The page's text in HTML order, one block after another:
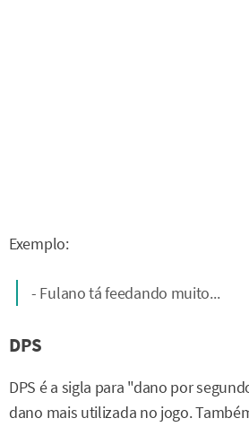
Exemplo:
- Fulano tá feedando muito...
DPS
DPS é a sigla para "dano por
dano mais utilizada no jogo.